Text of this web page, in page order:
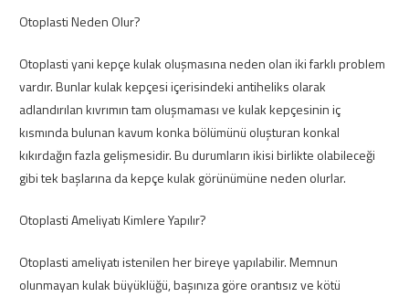
Otoplasti Neden Olur?
Otoplasti yani kepçe kulak oluşmasına neden olan iki farklı problem
vardır. Bunlar kulak kepçesi içerisindeki antiheliks olarak
adlandırılan kıvrımın tam oluşmaması ve kulak kepçesinin iç
kısmında bulunan kavum konka bölümünü oluşturan konkal
kıkırdağın fazla gelişmesidir. Bu durumların ikisi birlikte olabileceği
gibi tek başlarına da kepçe kulak görünümüne neden olurlar.
Otoplasti Ameliyatı Kimlere Yapılır?
Otoplasti ameliyatı istenilen her bireye yapılabilir. Memnun
olunmayan kulak büyüklüğü, başınıza göre orantısız ve kötü